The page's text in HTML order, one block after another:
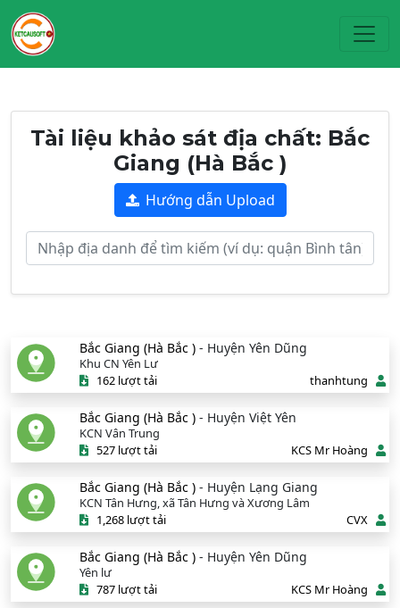
Tài liệu khảo sát địa chất: Bắc
Giang (Hà Bắc )
Hướng dẫn Upload
Bắc Giang (Hà Bắc ) - Huyện Yên Dũng
Khu CN Yên Lư
162 lượt tải
thanhtung
Bắc Giang (Hà Bắc ) - Huyện Việt Yên
KCN Vân Trung
527 lượt tải
KCS Mr Hoàng
Bắc Giang (Hà Bắc ) - Huyện Lạng Giang
KCN Tân Hưng, xã Tân Hưng và Xương Lâm
1,268 lượt tải
CVX
Bắc Giang (Hà Bắc ) - Huyện Yên Dũng
Yên lư
787 lượt tải
KCS Mr Hoàng